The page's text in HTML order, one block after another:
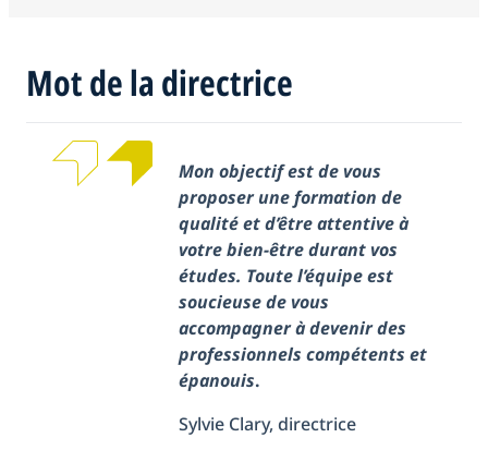
Mot de la directrice
Mon objectif est de vous
proposer une formation de
qualité et d’être attentive à
votre bien-être durant vos
études. Toute l’équipe est
soucieuse de vous
accompagner à devenir des
professionnels compétents et
épanouis.
Sylvie Clary, directrice